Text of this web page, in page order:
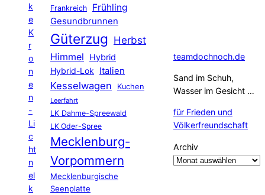
k
e
K
r
o
n
e
n
-
Li
c
ht
n
el
k
Frankreich Frühling
Gesundbrunnen
Güterzug Herbst
Himmel
Hybrid
Hybrid-Lok Italien
Kesselwagen Kuchen
Leerfahrt
LK Dahme-Spreewald
LK Oder-Spree
Mecklenburg-
Vorpommern
Mecklenburgische
Seenplatte
teamdochnoch.de
Sand im Schuh,
Wasser im Gesicht …
für Frieden und
Völkerfreundschaft
Archiv